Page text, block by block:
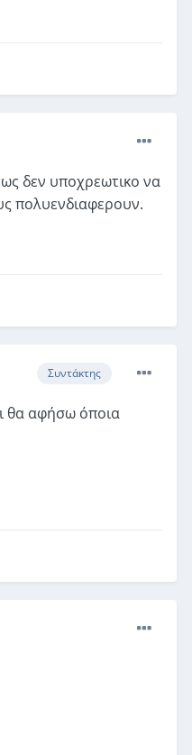
δεν υποχρεωτικο να
πολυενδιαφερουν.
Συντάκτης
θα αφήσω όποια